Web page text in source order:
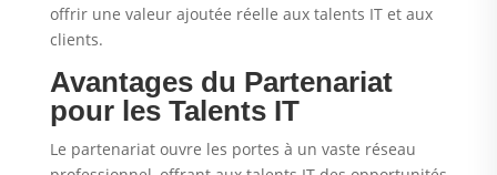
offrir une valeur ajoutée réelle aux talents IT et aux
clients.
Avantages du Partenariat
pour les Talents IT
Le partenariat ouvre les portes à un vaste réseau